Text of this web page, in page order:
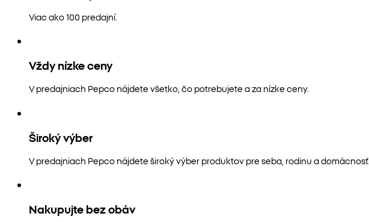
Viac ako 100 predajní.
Vždy nízke ceny
V predajniach Pepco nájdete všetko, čo potrebujete a za nízke ceny.
Široký výber
V predajniach Pepco nájdete široký výber produktov pre seba, rodinu a domácnosť.
Nakupujte bez obáv